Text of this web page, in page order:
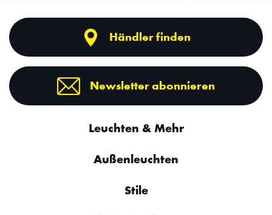
Leuchten & Mehr
Außenleuchten
Stile
Händler finden
Newsletter abonnieren